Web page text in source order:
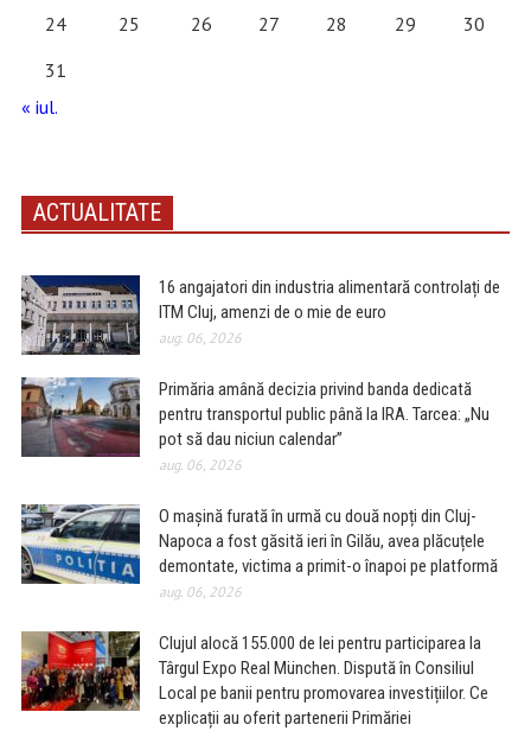
24
25 26 27 28 29
30
31
« iul.
ACTUALITATE
16 angajatori din industria alimentară controlați de
ITM Cluj, amenzi de o mie de euro
aug. 06, 2026
Primăria amână decizia privind banda dedicată
pentru transportul public până la IRA. Tarcea: „Nu
pot să dau niciun calendar”
aug. 06, 2026
O mașină furată în urmă cu două nopți din Cluj-
Napoca a fost găsită ieri în Gilău, avea plăcuțele
demontate, victima a primit-o înapoi pe platformă
aug. 06, 2026
Clujul alocă 155.000 de lei pentru participarea la
Târgul Expo Real München. Dispută în Consiliul
Local pe banii pentru promovarea investițiilor. Ce
explicații au oferit partenerii Primăriei